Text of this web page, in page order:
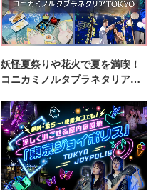
妖怪夏祭りや花火で夏を満喫！
コニカミノルタプラネタリア